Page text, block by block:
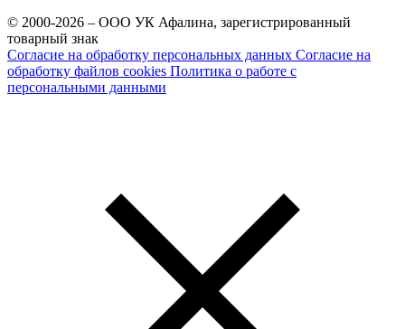
© 2000-2026 – ООО УК Афалина, зарегистрированный
товарный знак
Согласие на обработку персональных данных Согласие на
обработку файлов cookies Политика о работе с
персональными данными